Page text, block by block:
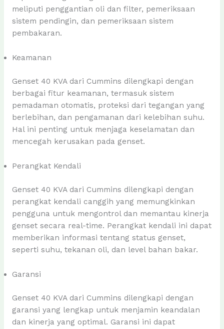
meliputi penggantian oli dan filter, pemeriksaan
sistem pendingin, dan pemeriksaan sistem
pembakaran.
Keamanan
Genset 40 KVA dari Cummins dilengkapi dengan
berbagai fitur keamanan, termasuk sistem
pemadaman otomatis, proteksi dari tegangan yang
berlebihan, dan pengamanan dari kelebihan suhu.
Hal ini penting untuk menjaga keselamatan dan
mencegah kerusakan pada genset.
Perangkat Kendali
Genset 40 KVA dari Cummins dilengkapi dengan
perangkat kendali canggih yang memungkinkan
pengguna untuk mengontrol dan memantau kinerja
genset secara real-time. Perangkat kendali ini dapat
memberikan informasi tentang status genset,
seperti suhu, tekanan oli, dan level bahan bakar.
Garansi
Genset 40 KVA dari Cummins dilengkapi dengan
garansi yang lengkap untuk menjamin keandalan
dan kinerja yang optimal. Garansi ini dapat